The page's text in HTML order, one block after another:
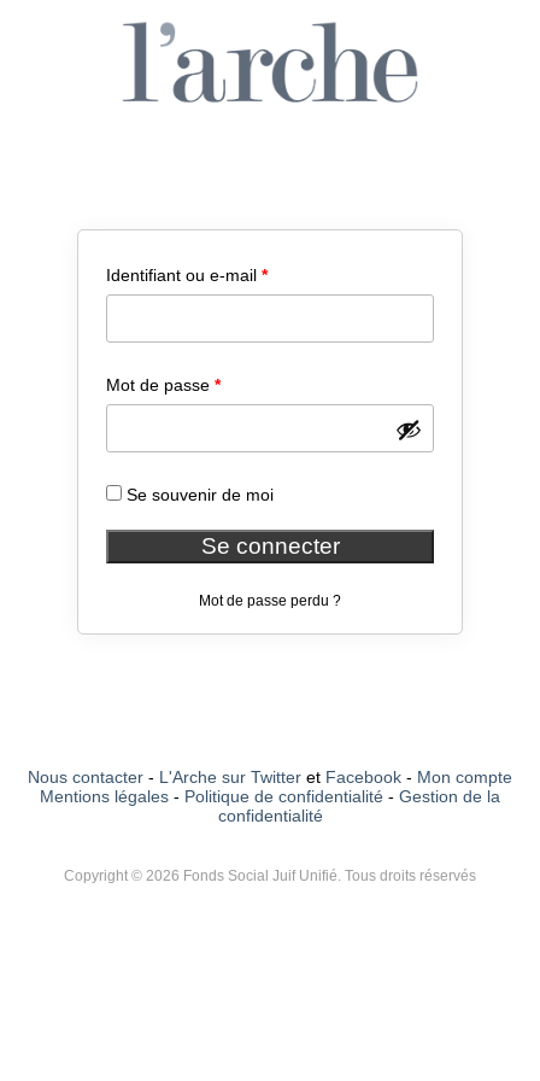
Identifiant ou e-mail *Obligatoire
Mot de passe *Obligatoire
Se souvenir de moi
Se connecter
Mot de passe perdu ?
Nous contacter - L'Arche sur Twitter et Facebook - Mon compte
Mentions légales - Politique de confidentialité - Gestion de la
confidentialité
Copyright © 2026 Fonds Social Juif Unifié. Tous droits réservés